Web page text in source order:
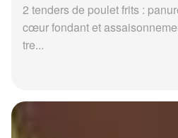
2 tenders de poulet frits :
cœur fondant et
tre...